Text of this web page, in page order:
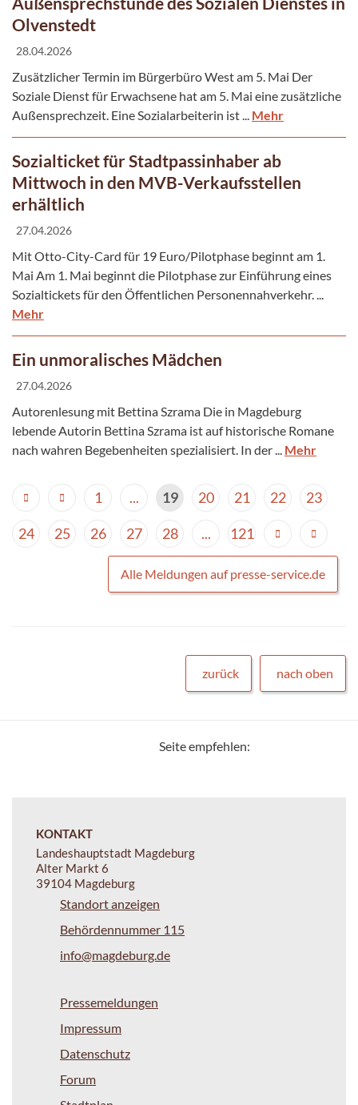
Olvenstedt
28.04.2026
Zusätzlicher Termin im Bürgerbüro West am 5. Mai Der
Soziale Dienst für Erwachsene hat am 5. Mai eine zusätzliche
Außensprechzeit. Eine Sozialarbeiterin ist ... Mehr
Sozialticket für Stadtpassinhaber ab
Mittwoch in den MVB-Verkaufsstellen
erhältlich
27.04.2026
Mit Otto-City-Card für 19 Euro/Pilotphase beginnt am 1.
Mai Am 1. Mai beginnt die Pilotphase zur Einführung eines
Sozialtickets für den Öffentlichen Personennahverkehr. ...
Mehr
Ein unmoralisches Mädchen
27.04.2026
Autorenlesung mit Bettina Szrama Die in Magdeburg
lebende Autorin Bettina Szrama ist auf historische Romane
nach wahren Begebenheiten spezialisiert. In der ... Mehr
1 ... 19 20 21 22 23
24 25 26 27 28 ... 121
Alle Meldungen auf presse-service.de
zurück nach oben
Seite empfehlen:
KONTAKT
Landeshauptstadt Magdeburg
Alter Markt 6
39104 Magdeburg
Standort anzeigen
Behördennummer 115
info@magdeburg.de
Pressemeldungen
Impressum
Datenschutz
Forum